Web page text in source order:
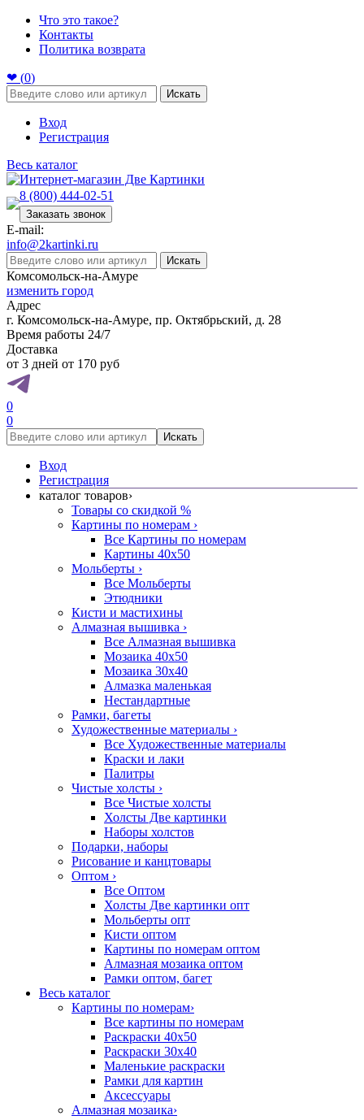
Что это такое?
Контакты
Политика возврата
❤ (0)
Искать
Вход
Регистрация
Весь каталог
8 (800) 444-02-51
Заказать звонок
E-mail:
info@2kartinki.ru
Искать
Комсомольск-на-Амуре
изменить город
Адрес
г. Комсомольск-на-Амуре, пр. Октябрьский, д. 28
Время работы 24/7
Доставка
от 3 дней от 170 руб
0
0
Искать
Вход
Регистрация
каталог товаров›
Товары со скидкой %
Картины по номерам ›
Все Картины по номерам
Картины 40x50
Мольберты ›
Все Мольберты
Этюдники
Кисти и мастихины
Алмазная вышивка ›
Все Алмазная вышивка
Мозаика 40x50
Мозаика 30x40
Алмазка маленькая
Нестандартные
Рамки, багеты
Художественные материалы ›
Все Художественные материалы
Краски и лаки
Палитры
Чистые холсты ›
Все Чистые холсты
Холсты Две картинки
Наборы холстов
Подарки, наборы
Рисование и канцтовары
Оптом ›
Все Оптом
Холсты Две картинки опт
Мольберты опт
Кисти оптом
Картины по номерам оптом
Алмазная мозаика оптом
Рамки оптом, багет
Весь каталог
Картины по номерам›
Все картины по номерам
Раскраски 40х50
Раскраски 30х40
Маленькие раскраски
Рамки для картин
Аксессуары
Алмазная мозаика›